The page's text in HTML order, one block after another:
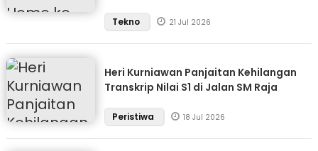
Tekno 21 Jul 2026
Heri Kurniawan Panjaitan Kehilangan
Transkrip Nilai S1 di Jalan SM Raja
Peristiwa 18 Jul 2026